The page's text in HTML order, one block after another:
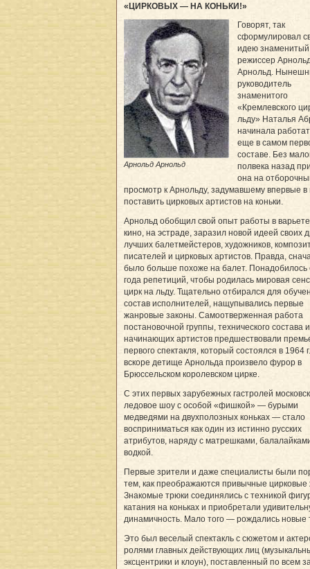
«ЦИРКОВЫХ — НА КОНЬКИ!»
Арнольд Арнольд
Говорят, так
сформулировал
идею знаменитый
режиссер
Арнольд.
руководитель
знаменитого
«Кремлевского
льду» Наталья
начинала
еще в самом
составе. Без
полвека назад
она на
просмотр к Арнольду, задумавшему впервые в
поставить цирковых артистов на коньки.
Арнольд обобщил свой опыт работы в
кино, на эстраде, заразил новой идеей своих
лучших балетмейстеров, художников,
писателей и цирковых артистов. Правда,
было больше похоже на балет.
года репетиций, чтобы родилась мировая
цирк на льду. Тщательно отбирался для
состав исполнителей, нащупывались первые
жанровые законы. Самоотверженная работа
постановочной группы, технического состава
начинающих артистов предшествовали
первого спектакля, который состоялся в 1964
вскоре детище Арнольда произвело фурор в
Брюссельском королевском цирке.
С этих первых зарубежных гастролей
ледовое шоу с особой «фишкой» — бурыми
медведями на двухполозных коньках — стало
восприниматься как один из истинно русских
атрибутов, наряду с матрешками,
водкой.
Первые зрители и даже специалисты были
тем, как преображаются привычные
Знакомые трюки соединялись с техникой
катания на коньках и приобретали
динамичность. Мало того — рождались новые
Это был веселый спектакль с сюжетом и
ролями главных действующих лиц
эксцентрики и клоун), поставленный по всем